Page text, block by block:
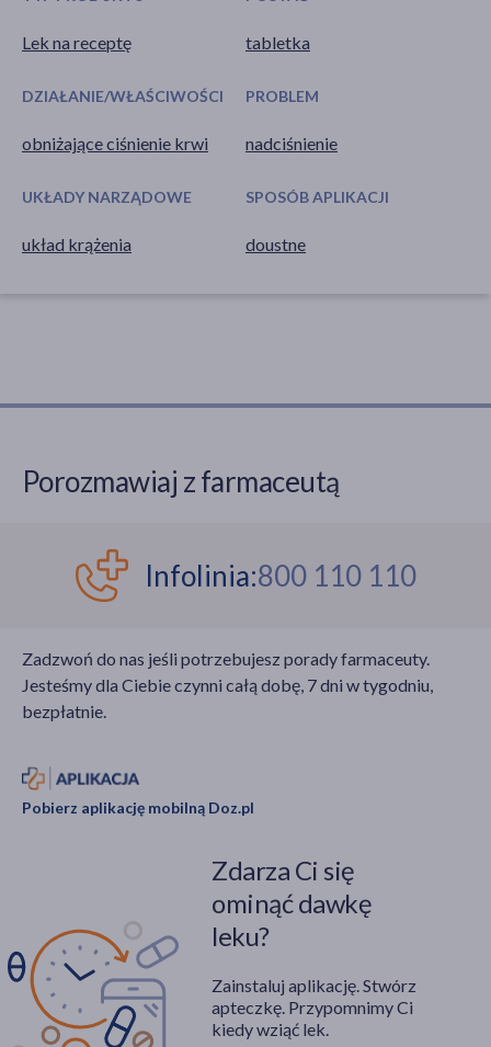
Lek na receptę tabletka
DZIAŁANIE/WŁAŚCIWOŚCI
obniżające ciśnienie krwi
PROBLEM
nadciśnienie
UKŁADY NARZĄDOWE
układ krążenia
SPOSÓB APLIKACJI
doustne
Porozmawiaj z farmaceutą
Infolinia:800 110 110
Zadzwoń do nas jeśli potrzebujesz porady farmaceuty.
Jesteśmy dla Ciebie czynni całą dobę, 7 dni w tygodniu,
bezpłatnie.
Pobierz aplikację mobilną Doz.pl
Zdarza Ci się
ominąć dawkę
leku?
Zainstaluj aplikację. Stwórz
apteczkę. Przypomnimy Ci
kiedy wziąć lek.